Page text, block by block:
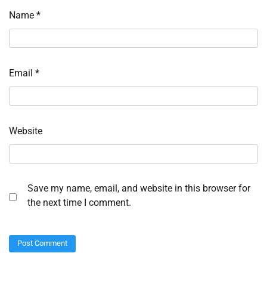
Name *
Email *
Website
Save my name, email, and website in this browser for
the next time I comment.